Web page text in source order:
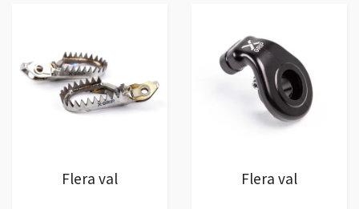
Flera val Flera val